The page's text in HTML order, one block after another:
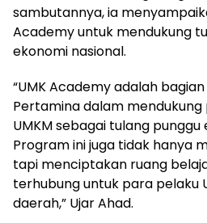
sambutannya, ia
Academy untuk mendukung
ekonomi nasional.
“UMK Academy adalah
Pertamina dalam
UMKM sebagai tulang punggu
Program ini juga tidak hanya
tapi menciptakan ruang
terhubung untuk para pelaku
daerah,” Ujar Ahad.